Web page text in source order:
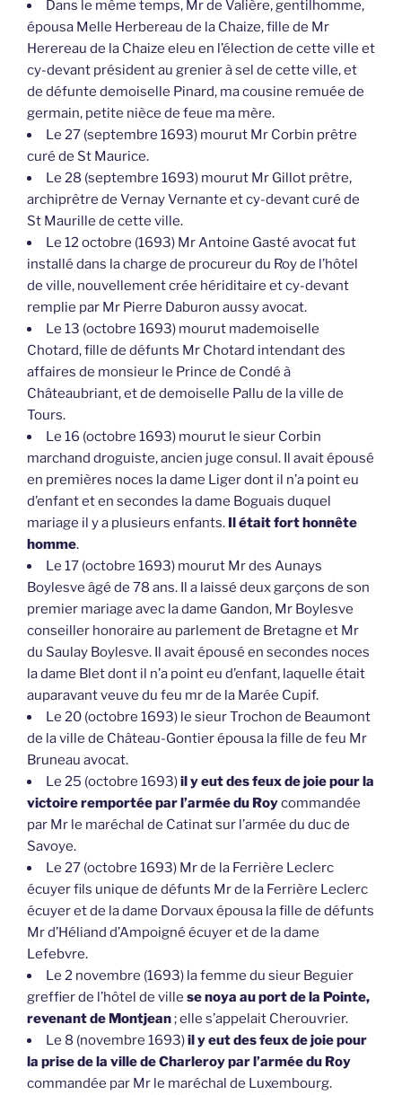
Dans le même temps, Mr de Valière, gentilhomme,
épousa Melle Herbereau de la Chaize, fille de Mr
Herereau de la Chaize eleu en l’élection de cette ville et
cy-devant président au grenier à sel de cette ville, et
de défunte demoiselle Pinard, ma cousine remuée de
germain, petite nièce de feue ma mère.
Le 27 (septembre 1693) mourut Mr Corbin prêtre
curé de St Maurice.
Le 28 (septembre 1693) mourut Mr Gillot prêtre,
archiprêtre de Vernay Vernante et cy-devant curé de
St Maurille de cette ville.
Le 12 octobre (1693) Mr Antoine Gasté avocat fut
installé dans la charge de procureur du Roy de l’hôtel
de ville, nouvellement crée hériditaire et cy-devant
remplie par Mr Pierre Daburon aussy avocat.
Le 13 (octobre 1693) mourut mademoiselle
Chotard, fille de défunts Mr Chotard intendant des
affaires de monsieur le Prince de Condé à
Châteaubriant, et de demoiselle Pallu de la ville de
Tours.
Le 16 (octobre 1693) mourut le sieur Corbin
marchand droguiste, ancien juge consul. Il avait épousé
en premières noces la dame Liger dont il n’a point eu
d’enfant et en secondes la dame Boguais duquel
mariage il y a plusieurs enfants. Il était fort honnête
homme.
Le 17 (octobre 1693) mourut Mr des Aunays
Boylesve âgé de 78 ans. Il a laissé deux garçons de son
premier mariage avec la dame Gandon, Mr Boylesve
conseiller honoraire au parlement de Bretagne et Mr
du Saulay Boylesve. Il avait épousé en secondes noces
la dame Blet dont il n’a point eu d’enfant, laquelle était
auparavant veuve du feu mr de la Marée Cupif.
Le 20 (octobre 1693) le sieur Trochon de Beaumont
de la ville de Château-Gontier épousa la fille de feu Mr
Bruneau avocat.
Le 25 (octobre 1693)il y eut des feux de joie pour la
victoire remportée par l’armée du Roycommandée
par Mr le maréchal de Catinat sur l’armée du duc de
Savoye.
Le 27 (octobre 1693) Mr de la Ferrière Leclerc
écuyer fils unique de défunts Mr de la Ferrière Leclerc
écuyer et de la dame Dorvaux épousa la fille de défunts
Mr d’Héliand d’Ampoigné écuyer et de la dame
Lefebvre.
Le 2 novembre (1693) la femme du sieur Beguier
greffier de l’hôtel de ville se noya au port de la Pointe,
revenant de Montjean; elle s’appelait Cherouvrier.
Le 8 (novembre 1693)il y eut des feux de joie pour
la prise de la ville de Charleroy par l’armée du Roy
commandée par Mr le maréchal de Luxembourg.